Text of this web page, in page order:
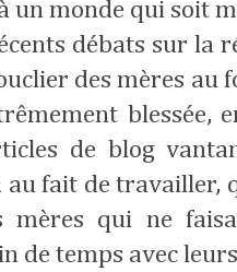
un monde qui soit
débats sur la
des mères
blessée,
de blog
au fait de travailler,
mères qui ne
de temps avec